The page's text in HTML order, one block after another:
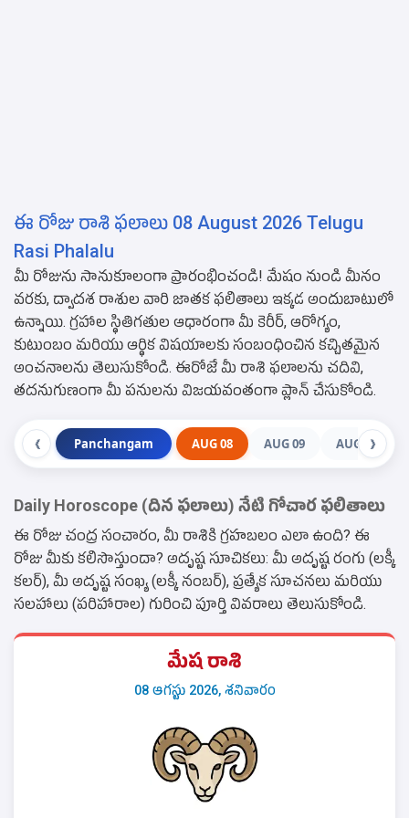
ఈ రోజు రాశి ఫలాలు 08 August 2026 Telugu
Rasi Phalalu
మీ రోజును సానుకూలంగా ప్రారంభించండి! మేషం నుండి మీనం
వరకు, ద్వాదశ రాశుల వారి జాతక ఫలితాలు ఇక్కడ అందుబాటులో
ఉన్నాయి. గ్రహాల స్థితిగతుల ఆధారంగా మీ కెరీర్, ఆరోగ్యం,
కుటుంబం మరియు ఆర్థిక విషయాలకు సంబంధించిన కచ్చితమైన
అంచనాలను తెలుసుకోండి. ఈరోజే మీ రాశి ఫలాలను చదివి,
తదనుగుణంగా మీ పనులను విజయవంతంగా ప్లాన్ చేసుకోండి.
❮ Panchangam AUG 08 AUG 09 AUG 10
❯
Daily Horoscope (దిన ఫలాలు) నేటి గోచార ఫలితాలు
ఈ రోజు చంద్ర సంచారం, మీ రాశికి గ్రహబలం ఎలా ఉంది? ఈ
రోజు మీకు కలిసొస్తుందా? అదృష్ట సూచికలు: మీ అదృష్ట రంగు (లక్కీ
కలర్), మీ అదృష్ట సంఖ్య (లక్కీ నంబర్), ప్రత్యేక సూచనలు మరియు
సలహాలు (పరిహారాల) గురించి పూర్తి వివరాలు తెలుసుకోండి.
మేష రాశి
08 ఆగస్టు 2026, శనివారం